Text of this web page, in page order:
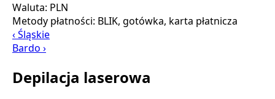
Waluta: PLN
Metody płatności: BLIK, gotówka, karta płatnicza
‹ Śląskie
Bardo ›
Depilacja laserowa